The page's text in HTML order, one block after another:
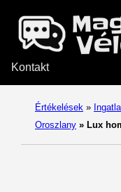
Kontakt
Értékelések »
Oroszlany » Lux